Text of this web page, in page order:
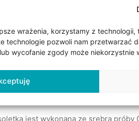
wrażenia, korzystamy z
technologie pozwoli nam przetwarzać
wycofanie zgody może niekorzystnie
jest wykonana ze srebra